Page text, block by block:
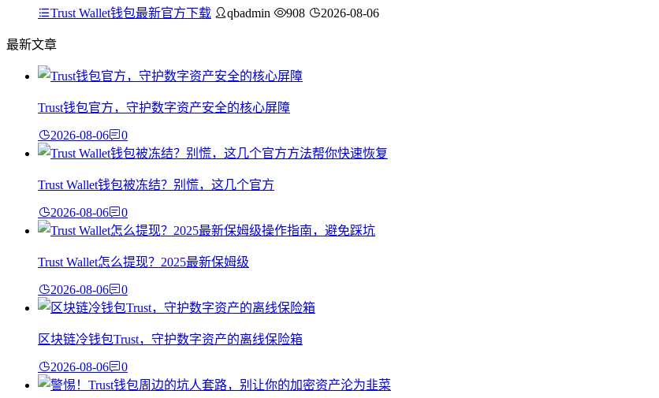
Trust Wallet钱包最新官方下载 qbadmin 908 2026-08-06
最新文章
Trust钱包官方，守护数字资产安全的核心屏障
2026-08-06 0
Trust Wallet钱包被冻结？别慌，这几个官方
2026-08-06 0
Trust Wallet怎么提现？2025最新保姆级
2026-08-06 0
区块链冷钱包Trust，守护数字资产的离线保险箱
2026-08-06 0